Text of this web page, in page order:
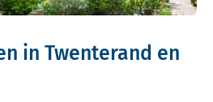
in Twenterand en